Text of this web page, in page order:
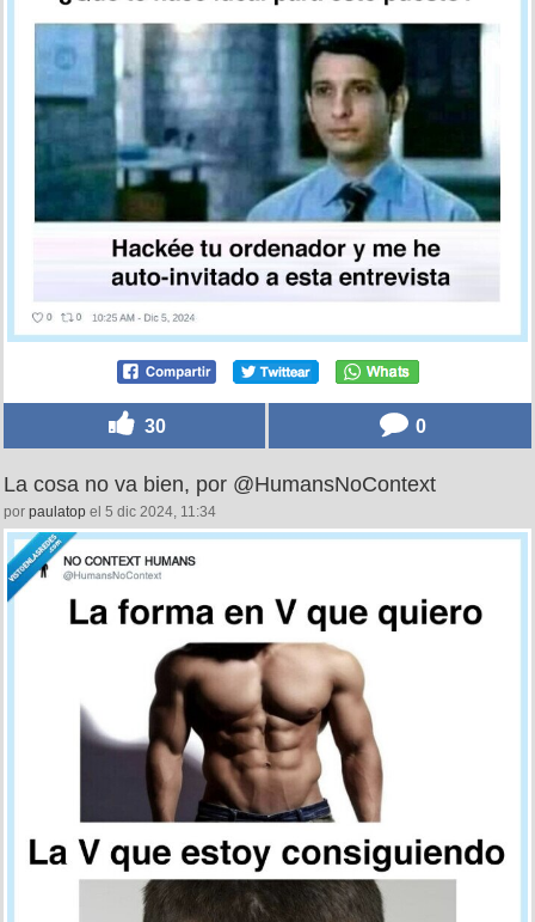
30 0
La cosa no va bien, por @HumansNoContext
por paulatop el 5 dic 2024, 11:34